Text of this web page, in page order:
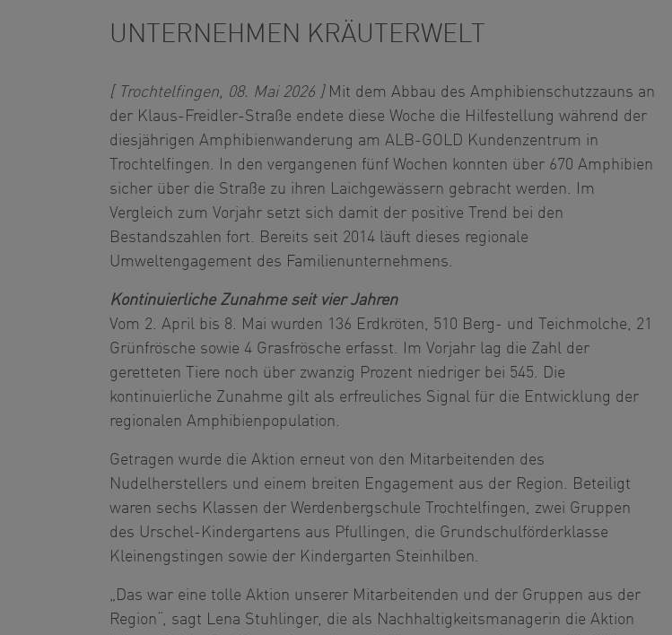
UNTERNEHMEN KRÄUTERWELT
[ Trochtelfingen, 08. Mai 2026 ]Mit dem Abbau des Amphibienschutzzauns an
der Klaus-Freidler-Straße endete diese Woche die Hilfestellung während der
diesjährigen Amphibienwanderung am ALB-GOLD Kundenzentrum in
Trochtelfingen. In den vergangenen fünf Wochen konnten über 670 Amphibien
sicher über die Straße zu ihren Laichgewässern gebracht werden. Im
Vergleich zum Vorjahr setzt sich damit der positive Trend bei den
Bestandszahlen fort. Bereits seit 2014 läuft dieses regionale
Umweltengagement des Familienunternehmens.
Kontinuierliche Zunahme seit vier Jahren
Vom 2. April bis 8. Mai wurden 136 Erdkröten, 510 Berg- und Teichmolche, 21
Grünfrösche sowie 4 Grasfrösche erfasst. Im Vorjahr lag die Zahl der
geretteten Tiere noch über zwanzig Prozent niedriger bei 545. Die
kontinuierliche Zunahme gilt als erfreuliches Signal für die Entwicklung der
regionalen Amphibienpopulation.
Getragen wurde die Aktion erneut von den Mitarbeitenden des
Nudelherstellers und einem breiten Engagement aus der Region. Beteiligt
waren sechs Klassen der Werdenbergschule Trochtelfingen, zwei Gruppen
des Urschel-Kindergartens aus Pfullingen, die Grundschulförderklasse
Kleinengstingen sowie der Kindergarten Steinhilben.
„Das war eine tolle Aktion unserer Mitarbeitenden und der Gruppen aus der
Region“, sagt Lena Stuhlinger, die als Nachhaltigkeitsmanagerin die Aktion